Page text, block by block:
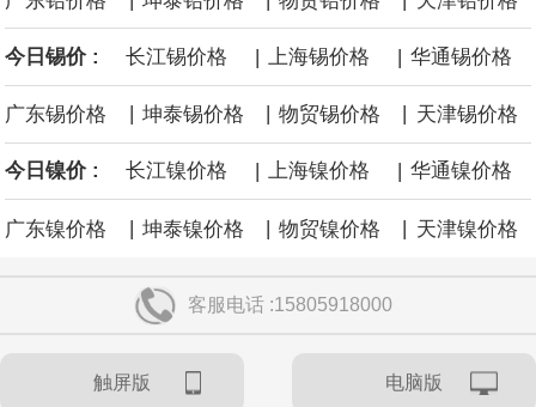
海力士：龙仁工厂将生产高带宽内存（HBM）及其他下一代动态随
机存取存储器（DRAM）。
今日锡价 : 长江锡价格 | 上海锡价格 | 华通锡价格
广东锡价格 坤泰锡价格 物贸锡价格 天津锡价格
今日镍价 : 长江镍价格 | 上海镍价格 | 华通镍价格
广东镍价格 | 坤泰镍价格 | 物贸镍价格 | 天津镍价格
客服电话 :15805918000
触屏版 电脑版